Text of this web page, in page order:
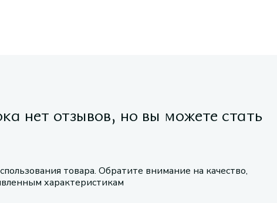
нет отзывов, но вы можете стать
товара. Обратите внимание на качество,
характеристикам